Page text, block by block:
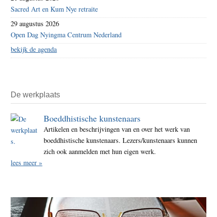
Sacred Art en Kum Nye retraite
29 augustus 2026
Open Dag Nyingma Centrum Nederland
bekijk de agenda
De werkplaats
Boeddhistische kunstenaars
Artikelen en beschrijvingen van en over het werk van
boeddhistische kunstenaars. Lezers/kunstenaars kunnen
zich ook aanmelden met hun eigen werk.
lees meer »